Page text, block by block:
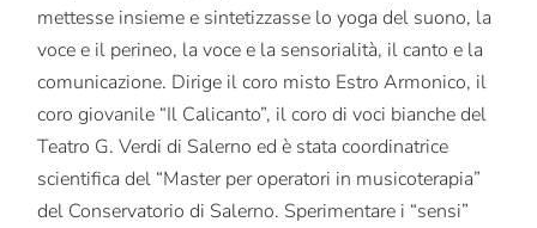
mettesse insieme e sintetizzasse lo yoga del suono, la
voce e il perineo, la voce e la sensorialità, il canto e la
comunicazione. Dirige il coro misto Estro Armonico, il
coro giovanile “Il Calicanto”, il coro di voci bianche del
Teatro G. Verdi di Salerno ed è stata coordinatrice
scientifica del “Master per operatori in musicoterapia”
del Conservatorio di Salerno. Sperimentare i “sensi”